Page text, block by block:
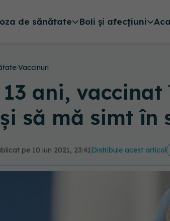
de sănătate Boli și afecțiuni
›Vaccinuri
ani,
să mă simt în
pe 10 iun 2021, 23:41Distribuie acest articol